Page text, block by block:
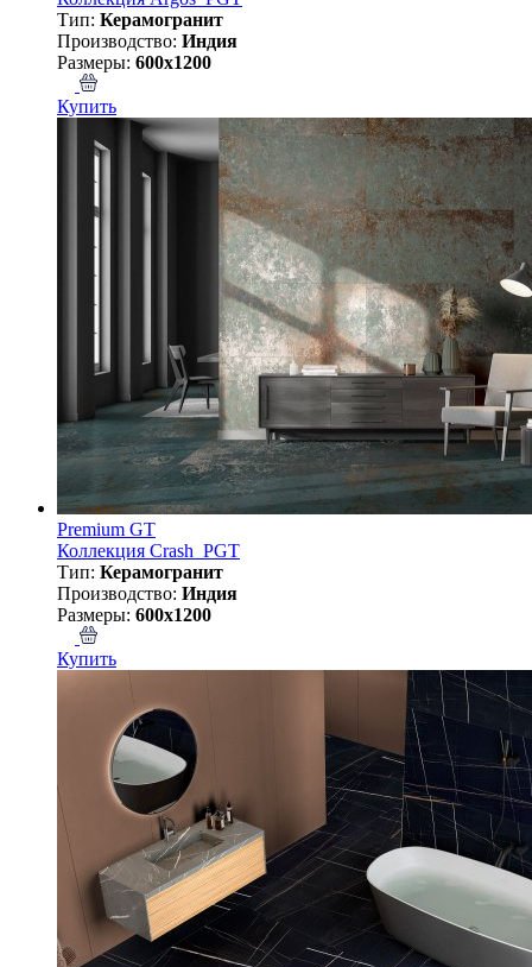
Тип: Керамогранит
Производство: Индия
Размеры: 600x1200
Купить
Premium GT
Коллекция Crash_PGT
Тип: Керамогранит
Производство: Индия
Размеры: 600x1200
Купить